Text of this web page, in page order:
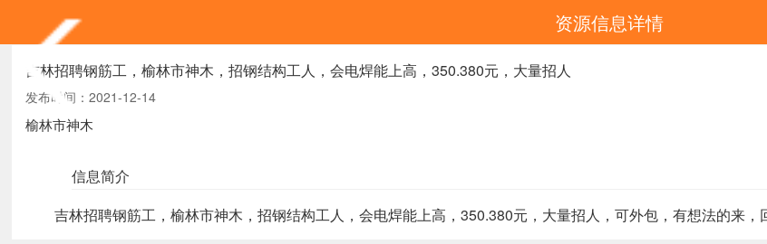
资源信息详情
吉林招聘钢筋工，榆林市神木，招钢结构工人，会电焊能上高，350.380元，大量招人
发布时间：2021-12-14
榆林市神木
信息简介
吉林招聘钢筋工，榆林市神木，招钢结构工人，会电焊能上高，350.380元，大量招人，可外包，有想法的来，